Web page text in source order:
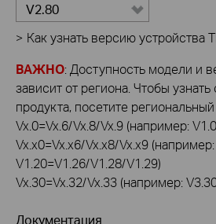
V2.80
> Как узнать версию устройства
ВАЖНО: Доступность модели и
зависит от региона. Чтобы
продукта, посетите
Vx.0=Vx.6/Vx.8/Vx.9 (например:
Vx.x0=Vx.x6/Vx.x8/Vx.x9 (например:
V1.20=V1.26/V1.28/V1.29)
Vx.30=Vx.32/Vx.33 (например:
Документация